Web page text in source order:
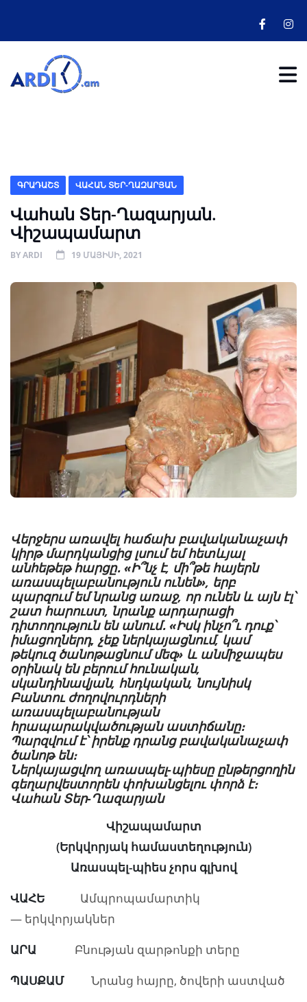
ԳՐԱԴԱՇՏ ՎԱՀԱՆ ՏԵՐ-ՂԱԶԱՐՅԱՆ
Վահան Տեր-Ղազարյան.
Վիշապամարտ
BYARDI 19 ՄԱՅԻՍԻ, 2021
Վերջերս առավել հաճախ բավականաչափ
կիրթ մարդկանցից լսում եմ հետևյալ
անհեթեթ հարցը․ «Ի՞նչ է, մի՞թե հայերն
առասպելաբանություն ունեն», երբ
պարզում եմ նրանց առաջ, որ ունեն և այն էլ՝
շատ հարուստ, նրանք արդարացի
դիտողություն են անում․ «Իսկ ինչո՞ւ դուք՝
իմացողներդ, չեք ներկայացնում, կամ
թեկուզ ծանոթացնում մեզ» և անմիջապես
օրինակ են բերում հունական,
սկանդինավյան, հնդկական, նույնիսկ
Բանտու ժողովուրդների
առասպելաբանության
հրապարակվածության աստիճանը։
Պարզվում է՝ իրենք դրանց բավականաչափ
ծանոթ են։
Ներկայացվող առասպել-պիեսը ընթերցողին
գեղարվեստորեն փոխանցելու փորձ է։
Վահան Տեր-Ղազարյան
Վիշապամարտ
(Երկվորյակ համաստեղություն)
Առասպել-պիես չորս գլխով
ՎԱՀԵ
Ամպրոպամարտիկ
— երկվորյակներ
ԱՐԱ
Բնության զարթոնքի տերը
ՊԱՍՔԱՄՆրանց հայրը, ծովերի աստված